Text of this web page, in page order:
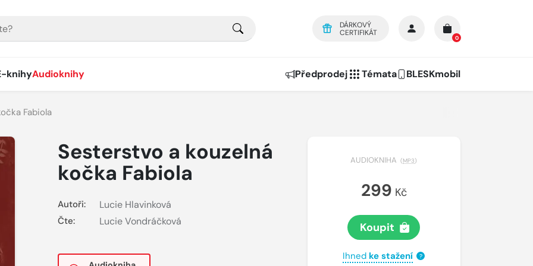
DÁRKOVÝ
CERTIFIKÁT
0
knihyAudioknihy Předprodej Témata BLESKmobil
Fabiola
Sesterstvo a kouzelná
kočka Fabiola
Autoři: Lucie Hlavinková
Čte: Lucie Vondráčková
AUDIOKNIHA (MP3)
299 Kč
Koupit
Ihned ke stažení ?